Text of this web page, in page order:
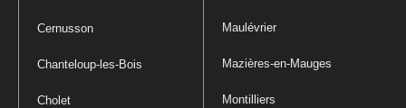
Cernusson
Chanteloup-les-Bois
Cholet
Maulévrier
Mazières-en-Mauges
Montilliers